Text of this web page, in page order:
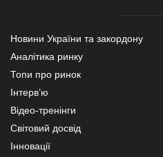
Новини України та закордону
Аналітика ринку
Топи про ринок
Інтерв’ю
Відео-тренінги
Світовий досвід
Інновації